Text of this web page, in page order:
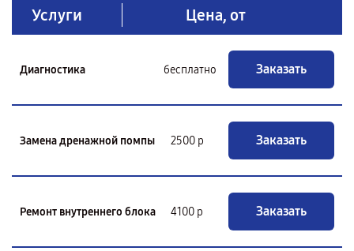
Услуги Цена, от
Диагностика бесплатно Заказать
Замена дренажной помпы 2500 р Заказать
Ремонт внутреннего блока 4100 р Заказать